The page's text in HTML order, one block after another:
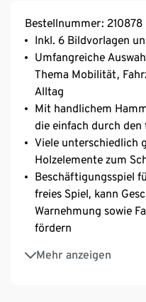
Bestellnummer: 210878
Inkl. 6 Bildvorlagen
Umfangreiche
Thema Mobilität,
Alltag
Mit handlichem
die einfach durch
Viele unterschiedlich
Holzelemente zum
Beschäftigungsspiel
freies Spiel, kann
Warnehmung sowie
fördern
Mehr anzeigen
Für Kinder